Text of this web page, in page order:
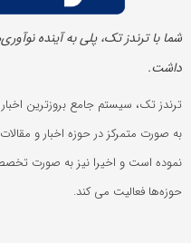
شما با ترندز تک، پلی به آینده‌
داشت.
به صورت متمرکز در حوزه اخبار و
نموده است و اخیرا نیز به صورت
حوزه‌ها فعالیت می کند.